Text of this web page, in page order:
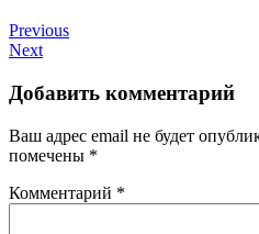
Previous
Next
Добавить комментарий
Ваш адрес email не будет
помечены *
Комментарий *